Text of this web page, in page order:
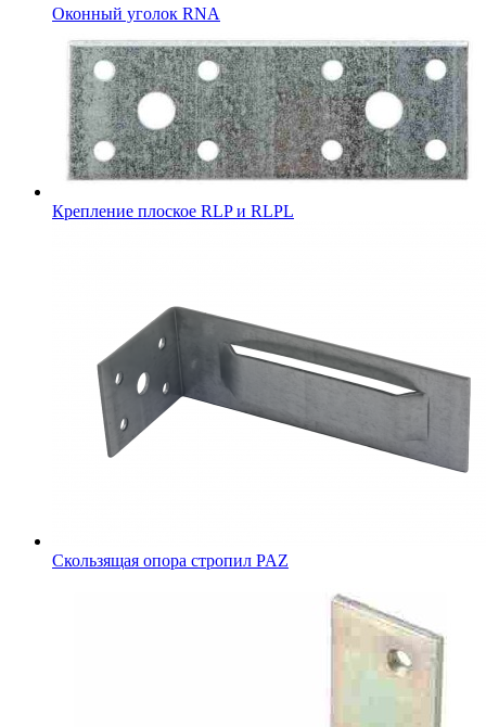
Оконный уголок RNA
Крепление плоское RLP и RLPL
Скользящая опора стропил PAZ